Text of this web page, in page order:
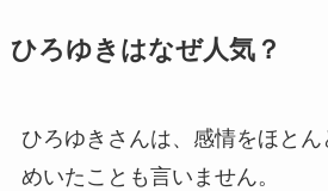
ひろゆきはなぜ人気？
ひろゆきさんは、感情をほと
めいたことも言いません。